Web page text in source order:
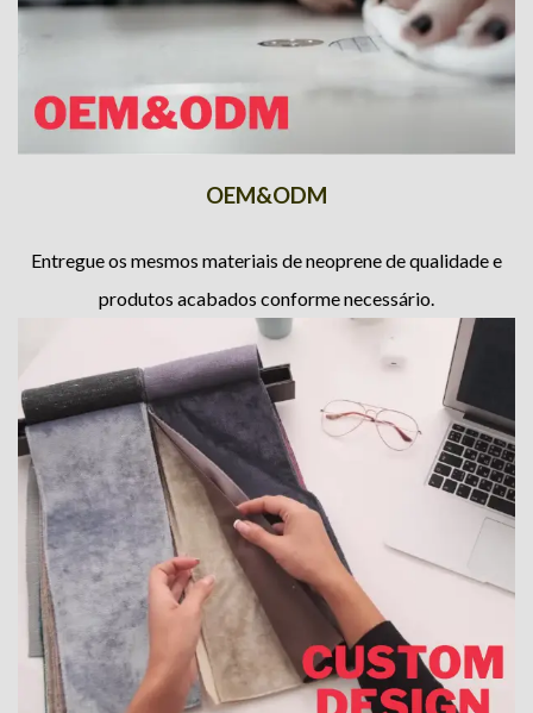
OEM&ODM
Entregue os mesmos materiais de neoprene de qualidade e
produtos acabados conforme necessário.